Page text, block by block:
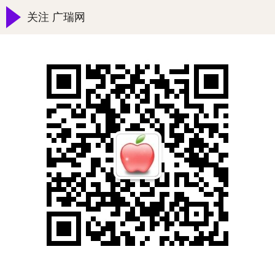
关注 广瑞网